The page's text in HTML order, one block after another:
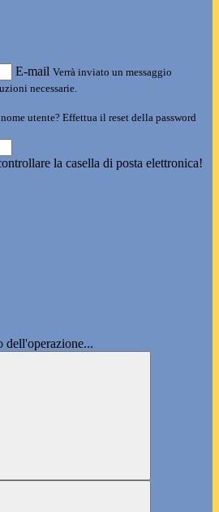
E-mail Verrà inviato un messaggio
necessarie.
utente? Effettua il reset della password
la casella di posta elettronica!
dell'operazione...